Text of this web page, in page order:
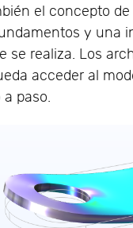
el concepto
y una
se realiza. Los
acceder al
paso.